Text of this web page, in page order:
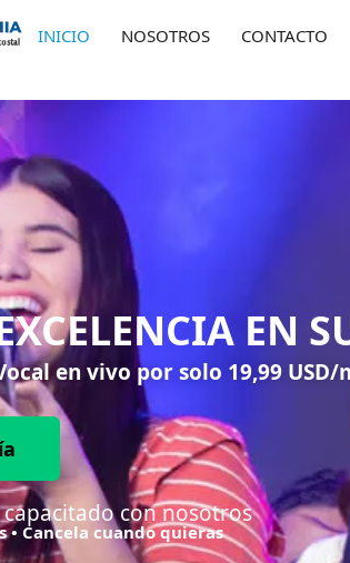
INICIO NOSOTROS CONTACTO
EN
en vivo por solo 19,99 USD/
con nosotros
• Cancela cuando quieras